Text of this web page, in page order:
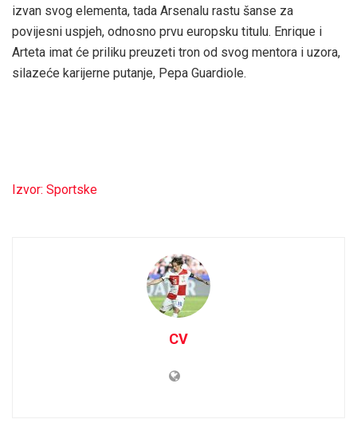
izvan svog elementa, tada Arsenalu rastu šanse za
povijesni uspjeh, odnosno prvu europsku titulu. Enrique i
Arteta imat će priliku preuzeti tron od svog mentora i uzora,
silazeće karijerne putanje, Pepa Guardiole.
Izvor: Sportske
CV